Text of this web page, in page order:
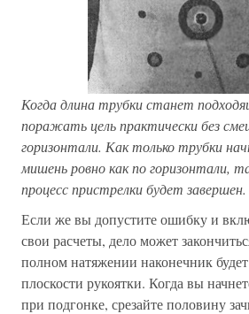
Когда длина трубки станет
поражать цель практически без
горизонтали. Как только трубки
мишень ровно как по горизонтали,
процесс пристрелки будет завершен.
Если же вы допустите ошибку и
свои расчеты, дело может
полном натяжении наконечник
плоскости рукоятки. Когда вы
при подгонке, срезайте половину